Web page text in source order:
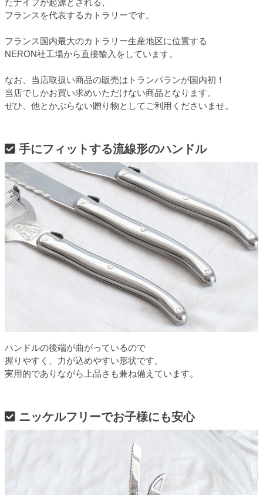
たナイフが起源とされる、
フランスを代表するカトラリーです。
フランス国内最大のカトラリー生産地区に位置する
NERON社工場から直接輸入をしています。
なお、当店取扱い商品の販売はトランパランが国内初！
当店でしかお買い求めいただけない商品となります。
ぜひ、他とかぶらない贈り物としてご利用くださいませ。
手にフィットする流線形のハンドル
ハンドルの後端が曲がっているので
握りやすく、力が込めやすい形状です。
実用的でありながら上品さも兼ね備えています。
ニッケルフリーでお子様にも安心